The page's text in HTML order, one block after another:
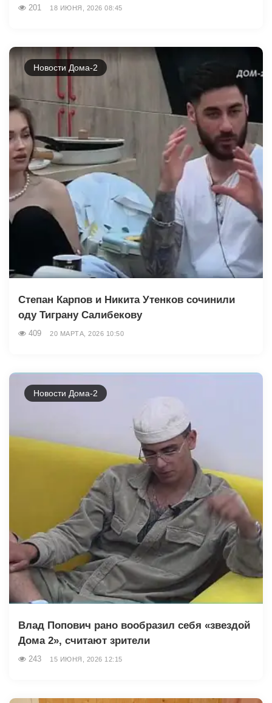
201 18 ИЮНЯ, 2026 08:45
Новости Дома-2
Степан Карпов и Никита Утенков сочинили
оду Тиграну Салибекову
409 20 МАРТА, 2026 10:50
Новости Дома-2
Влад Попович рано вообразил себя «звездой
Дома 2», считают зрители
243 15 ИЮНЯ, 2026 12:15